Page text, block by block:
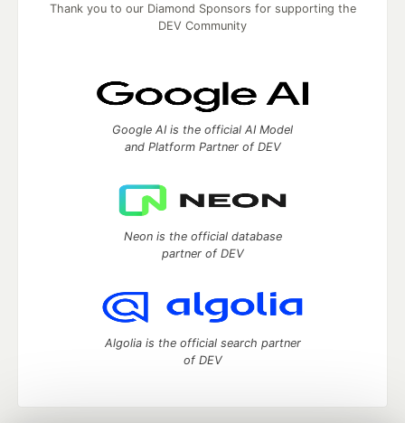
Thank you to our Diamond Sponsors for supporting the
DEV Community
Google AI is the official AI Model
and Platform Partner of DEV
Neon is the official database
partner of DEV
Algolia is the official search partner
of DEV